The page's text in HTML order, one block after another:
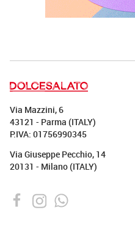
Via Mazzini, 6
43121 - Parma (ITALY)
P.IVA: 01756990345
Via Giuseppe Pecchio, 14
20131 - Milano (ITALY)